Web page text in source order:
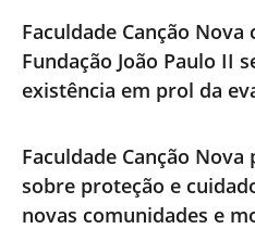
Faculdade Canção Nova
Fundação João Paulo II
existência em prol da
Faculdade Canção
sobre proteção e
novas comunidades e